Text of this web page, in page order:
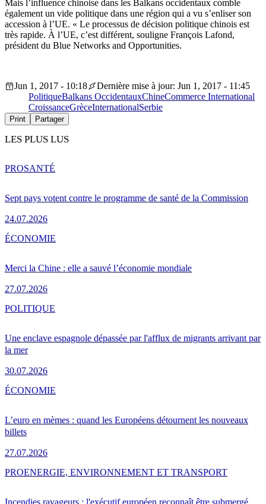
Mais l’influence chinoise dans les Balkans occidentaux comble
également un vide politique dans une région qui a vu s’enliser son
accession à l’UE. « Le processus de décision politique chinois est
très rapide. À l’UE, c’est différent, souligne François Lafond,
président du Blue Networks and Opportunities.
Jun 1, 2017 - 10:18
Dernière mise à jour: Jun 1, 2017 - 11:45
PolitiqueBalkans OccidentauxChineCommerce International
CroissanceGrèceInternationalSerbie
Print Partager
LES PLUS LUS
Sept pays votent contre le programme de santé de la Commission
24.07.2026
PROSANTÉ
Merci la Chine : elle a sauvé l’économie mondiale
27.07.2026
ÉCONOMIE
Une enclave espagnole dépassée par l'afflux de migrants arrivant par
la mer
30.07.2026
POLITIQUE
L’euro en mèmes : quand les Européens détournent les nouveaux
billets
27.07.2026
ÉCONOMIE
Incendies ravageurs : l'exécutif européen reconnaît être submergé
PROENERGIE, ENVIRONNEMENT ET TRANSPORT